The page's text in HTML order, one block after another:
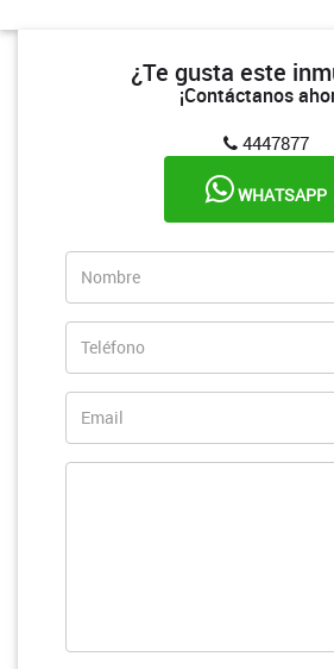
¿Te gusta este
¡Contáctanos
4447877
WHATSAPP